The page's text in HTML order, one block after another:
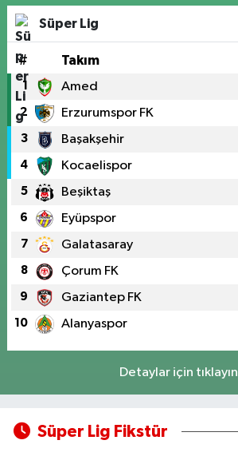
Süper Lig
# Takım
1 Amed
2 Erzurumspor FK
3 Başakşehir
4 Kocaelispor
5 Beşiktaş
6 Eyüpspor
7 Galatasaray
8 Çorum FK
9 Gaziantep FK
10 Alanyaspor
Detaylar için tıklayın
Süper Lig Fikstür